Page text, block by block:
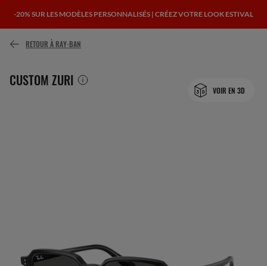
-20% SUR LES MODÈLES PERSONNALISÉS | CRÉEZ VOTRE LOOK ESTIVAL
RETOUR À RAY-BAN
CUSTOM ZURI
VOIR EN 3D